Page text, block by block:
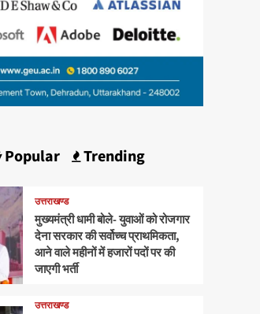
Popular Trending
उत्तराखण्ड
मुख्यमंत्री धामी बोले- युवाओं को रोजगार
देना सरकार की सर्वोच्च प्राथमिकता,
आने वाले महीनों में हजारों पदों पर की
जाएगी भर्ती
उत्तराखण्ड